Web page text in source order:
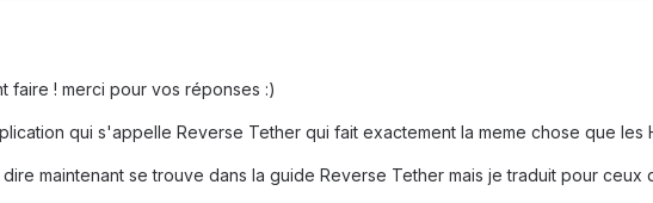
faire ! merci pour vos réponses :)
qui s'appelle Reverse Tether qui fait exactement la meme chose que les
maintenant se trouve dans la guide Reverse Tether mais je traduit pour ceux